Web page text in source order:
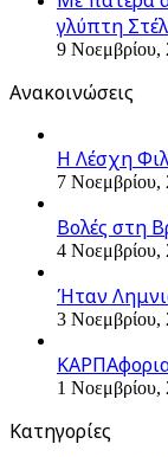
γλύπτη
9 Νοεμβρίου,
Ανακοινώσεις
Η Λέσχη
7 Νοεμβρίου,
Βολές στη
4 Νοεμβρίου,
Ήταν
3 Νοεμβρίου,
1 Νοεμβρίου,
Kατηγορίες